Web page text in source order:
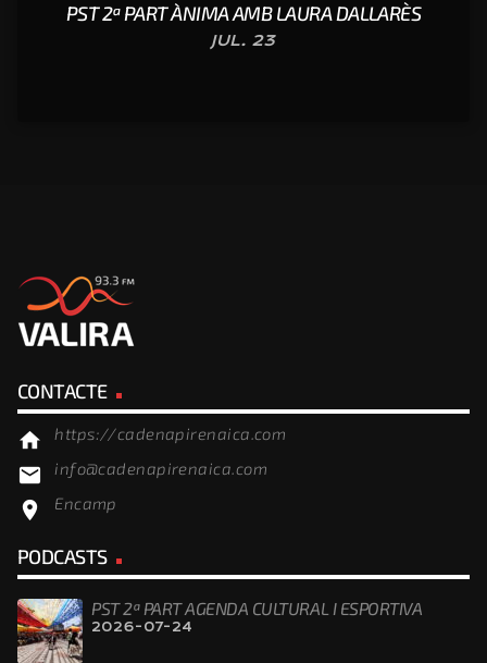
PST 2ª PART ÀNIMA AMB LAURA DALLARÈS
JUL. 23
CONTACTE
home https://cadenapirenaica.com
email info@cadenapirenaica.com
location_on Encamp
PODCASTS
PST 2ª PART AGENDA CULTURAL I ESPORTIVA
2026-07-24